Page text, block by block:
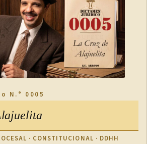
N.° 0005
· CONSTITUCIONAL · DDHH